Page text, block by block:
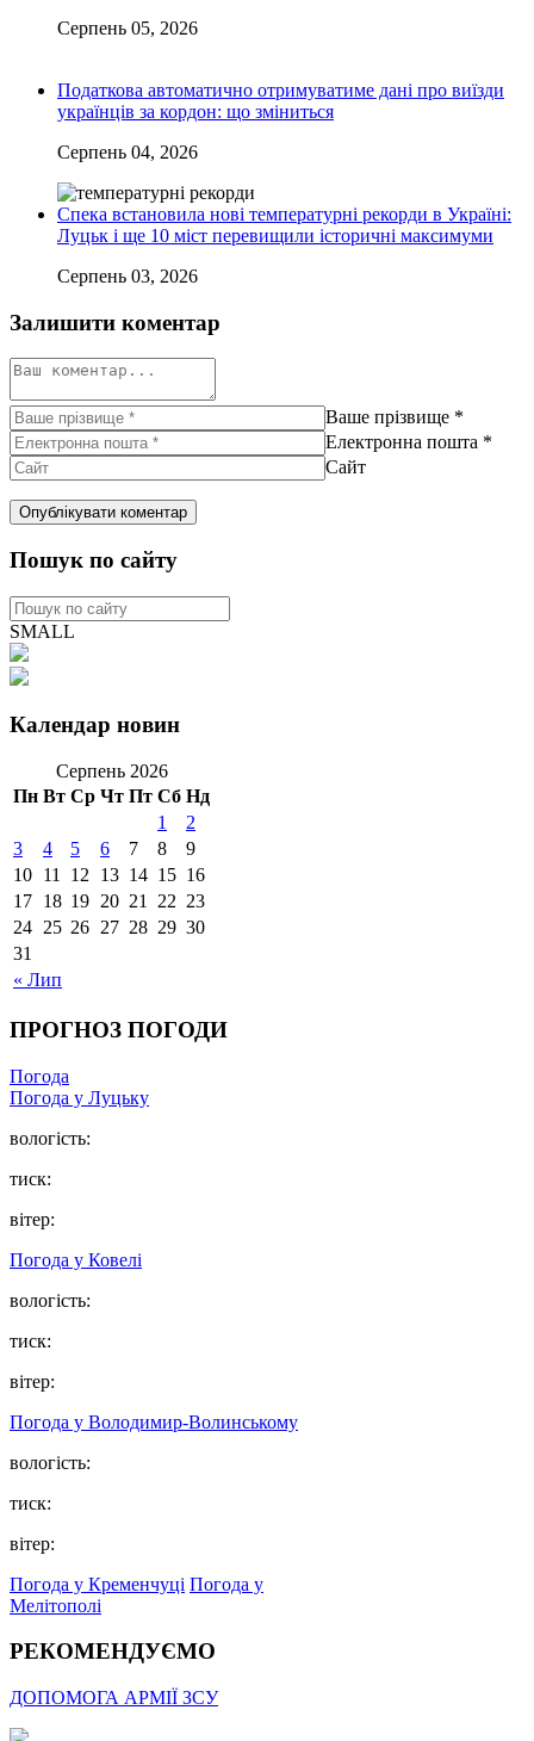
Серпень 05, 2026
Податкова автоматично отримуватиме дані про виїзди
українців за кордон: що зміниться
Серпень 04, 2026
Спека встановила нові температурні рекорди в Україні:
Луцьк і ще 10 міст перевищили історичні максимуми
Серпень 03, 2026
Залишити коментар
Ваше прізвище *
Електронна пошта *
Сайт
Пошук по сайту
SMALL
Календар новин
Серпень 2026
Пн Вт Ср Чт Пт Сб Нд
« Лип
1
2
3
4 5 6 7 8
9
10 11 12 13 14 15 16
17 18 19 20 21 22 23
24 25 26 27 28 29 30
31
ПРОГНОЗ ПОГОДИ
Погода
Погода у Луцьку
вологість:
тиск:
вітер:
Погода у Ковелі
вологість:
тиск:
вітер:
Погода у Володимир-Волинському
вологість:
тиск:
вітер:
Погода у Кременчуці Погода у
Мелітополі
РЕКОМЕНДУЄМО
ДОПОМОГА АРМІЇ ЗСУ